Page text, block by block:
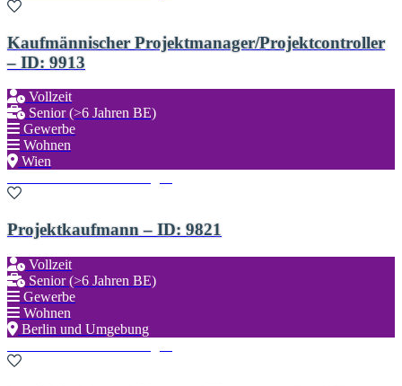
Kaufmännischer Projektmanager/Projektcontroller
– ID: 9913
Vollzeit
Senior (>6 Jahren BE)
Gewerbe
Wohnen
Wien
Projektkaufmann – ID: 9821
Vollzeit
Senior (>6 Jahren BE)
Gewerbe
Wohnen
Berlin und Umgebung